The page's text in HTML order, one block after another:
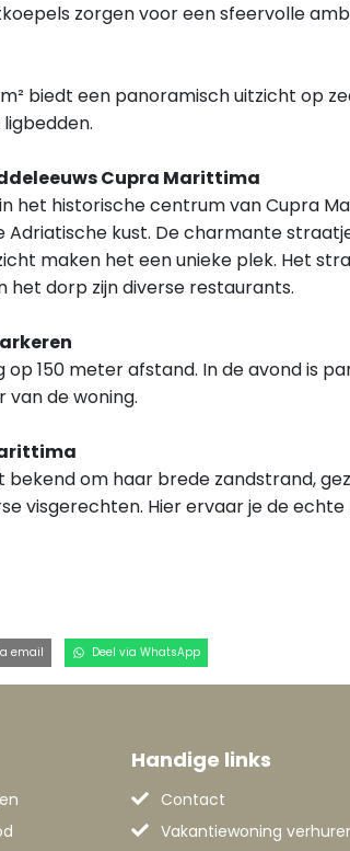
zorgen voor een sfeervolle
biedt een panoramisch uitzicht op
Cupra Marittima
het historische centrum van Cupra
kust. De charmante
maken het een unieke plek. Het
het dorp zijn diverse restaurants.
op 150 meter afstand. In de avond is
van de woning.
om haar brede zandstrand,
visgerechten. Hier ervaar je de echte
email Deel via WhatsApp
Handige links
Contact
Vakantiewoning